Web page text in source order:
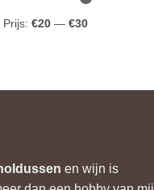
Prijs: €20 — €30
en wijn is